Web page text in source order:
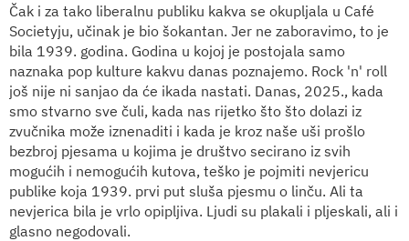
Čak i za tako liberalnu publiku kakva se okupljala u Café
Societyju, učinak je bio šokantan. Jer ne zaboravimo, to je
bila 1939. godina. Godina u kojoj je postojala samo
naznaka pop kulture kakvu danas poznajemo. Rock 'n' roll
još nije ni sanjao da će ikada nastati. Danas, 2025., kada
smo stvarno sve čuli, kada nas rijetko što što dolazi iz
zvučnika može iznenaditi i kada je kroz naše uši prošlo
bezbroj pjesama u kojima je društvo secirano iz svih
mogućih i nemogućih kutova, teško je pojmiti nevjericu
publike koja 1939. prvi put sluša pjesmu o linču. Ali ta
nevjerica bila je vrlo opipljiva. Ljudi su plakali i pljeskali, ali i
glasno negodovali.